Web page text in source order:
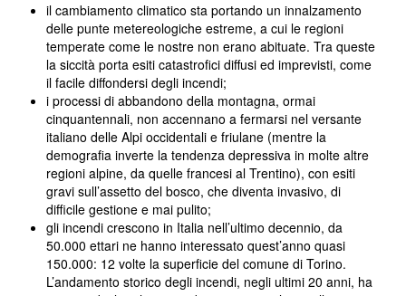
il cambiamento climatico sta portando un innalzamento
delle punte metereologiche estreme, a cui le regioni
temperate come le nostre non erano abituate. Tra queste
la siccità porta esiti catastrofici diffusi ed imprevisti, come
il facile diffondersi degli incendi;
i processi di abbandono della montagna, ormai
cinquantennali, non accennano a fermarsi nel versante
italiano delle Alpi occidentali e friulane (mentre la
demografia inverte la tendenza depressiva in molte altre
regioni alpine, da quelle francesi al Trentino), con esiti
gravi sull’assetto del bosco, che diventa invasivo, di
difficile gestione e mai pulito;
gli incendi crescono in Italia nell’ultimo decennio, da
50.000 ettari ne hanno interessato quest’anno quasi
150.000: 12 volte la superficie del comune di Torino.
L’andamento storico degli incendi, negli ultimi 20 anni, ha